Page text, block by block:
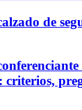
de